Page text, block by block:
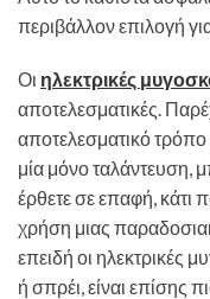
περιβάλλον επιλογή
Οι ηλεκτρικές
αποτελεσματικές.
αποτελεσματικό τρόπο
μία μόνο ταλάντευση,
έρθετε σε επαφή, κάτι
χρήση μιας
επειδή οι ηλεκτρικές
ή σπρέι, είναι επίσης